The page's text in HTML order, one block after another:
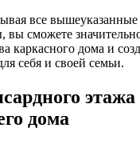
все вышеуказанные
вы сможете
каркасного дома и
себя и своей семьи.
этажа
дома